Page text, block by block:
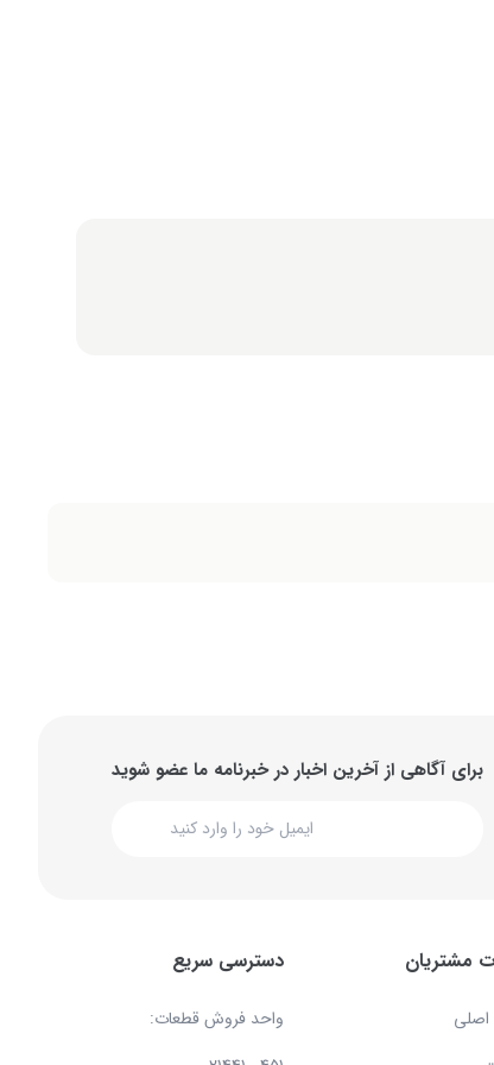
برای آگاهی از آخرین اخبار در خبرنامه ما عضو شوید
مشتریان دسترسی سریع
واحد فروش قطعات: